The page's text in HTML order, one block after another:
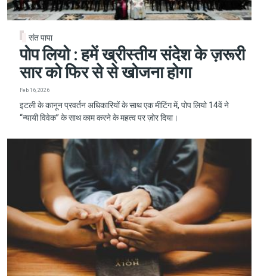
संत पापा
पोप लियो : हमें ख्रीस्तीय संदेश के ज़रूरी
सार को फिर से से खोजना होगा
Feb 16, 2026
इटली के कानून प्रवर्तन अधिकारियों के साथ एक मीटिंग में, पोप लियो 14वें ने
“न्यायी विवेक” के साथ काम करने के महत्व पर ज़ोर दिया।